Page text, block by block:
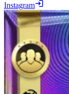
Instagram